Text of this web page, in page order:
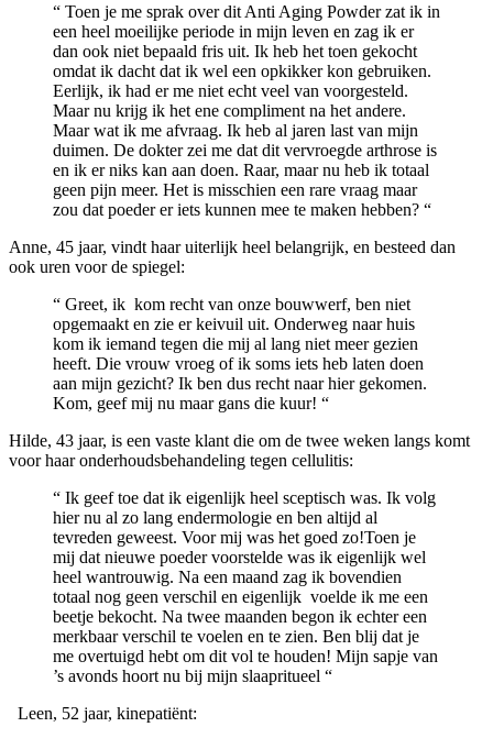
“ Toen je me sprak over dit Anti Aging Powder zat ik in
een heel moeilijke periode in mijn leven en zag ik er
dan ook niet bepaald fris uit. Ik heb het toen gekocht
omdat ik dacht dat ik wel een opkikker kon gebruiken.
Eerlijk, ik had er me niet echt veel van voorgesteld.
Maar nu krijg ik het ene compliment na het andere.
Maar wat ik me afvraag. Ik heb al jaren last van mijn
duimen. De dokter zei me dat dit vervroegde arthrose is
en ik er niks kan aan doen. Raar, maar nu heb ik totaal
geen pijn meer. Het is misschien een rare vraag maar
zou dat poeder er iets kunnen mee te maken hebben? “
Anne, 45 jaar, vindt haar uiterlijk heel belangrijk, en besteed dan
ook uren voor de spiegel:
“ Greet, ik kom recht van onze bouwwerf, ben niet
opgemaakt en zie er keivuil uit. Onderweg naar huis
kom ik iemand tegen die mij al lang niet meer gezien
heeft. Die vrouw vroeg of ik soms iets heb laten doen
aan mijn gezicht? Ik ben dus recht naar hier gekomen.
Kom, geef mij nu maar gans die kuur! “
Hilde, 43 jaar, is een vaste klant die om de twee weken langs komt
voor haar onderhoudsbehandeling tegen cellulitis:
“ Ik geef toe dat ik eigenlijk heel sceptisch was. Ik volg
hier nu al zo lang endermologie en ben altijd al
tevreden geweest. Voor mij was het goed zo!Toen je
mij dat nieuwe poeder voorstelde was ik eigenlijk wel
heel wantrouwig. Na een maand zag ik bovendien
totaal nog geen verschil en eigenlijk voelde ik me een
beetje bekocht. Na twee maanden begon ik echter een
merkbaar verschil te voelen en te zien. Ben blij dat je
me overtuigd hebt om dit vol te houden! Mijn sapje van
’s avonds hoort nu bij mijn slaapritueel “
Leen, 52 jaar, kinepatiënt: